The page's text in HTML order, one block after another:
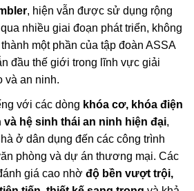
, hiện vẫn được sử dụng rộng
nhiều giai đoạn phát triển, không
một phần của tập đoàn ASSA
đầu thế giới trong lĩnh vực giải
và an ninh.
với các dòng khóa cơ, khóa điện
hệ sinh thái an ninh hiện đại,
ở dân dụng đến các công trình
phòng và dự án thương mại. Các
giá cao nhờ độ bền vượt trội,